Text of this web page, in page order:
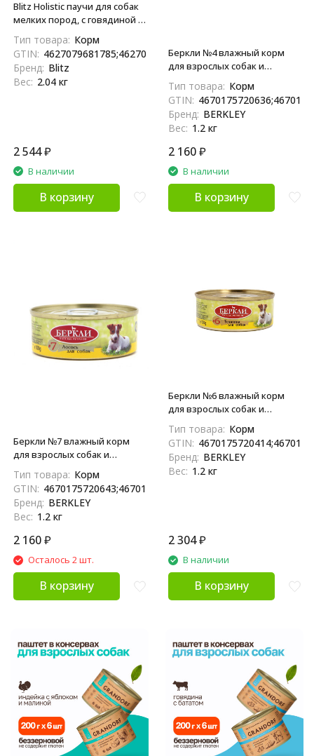
Blitz Holistic паучи для собак
мелких пород, с говядиной и
Тип товара: Корм
GTIN: 4627079681785;4627079681792
Бренд: Blitz
Вес: 2.04 кг
2 544₽
В наличии
В корзину
Беркли №4 влажный корм
для взрослых собак и
шт
Тип товара: Корм
GTIN:
Бренд: BERKLEY
Вес: 1.2 кг
2 160₽
В наличии
В корзину
Беркли №7 влажный корм
для взрослых собак и
Тип товара: Корм
GTIN: 4670175720643;4670175720650
Бренд: BERKLEY
Вес: 1.2 кг
2 160₽
Осталось 2 шт.
В корзину
Беркли №6 влажный корм
для взрослых собак и
шт
Тип товара: Корм
GTIN:
Бренд: BERKLEY
Вес: 1.2 кг
2 304₽
В наличии
В корзину